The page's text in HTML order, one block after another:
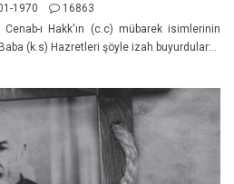
1970
16863
ı Hakk'ın (c.c) mübarek isimlerinin
(k.s) Hazretleri şöyle izah buyurdular:..